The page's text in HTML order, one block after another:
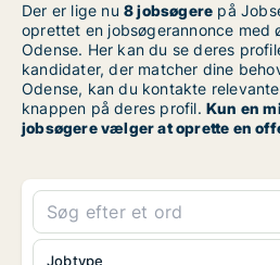
Der er lige nu 8 jobsøgere på
oprettet en jobsøgerannonce med
Odense. Her kan du se deres
kandidater, der matcher dine
Odense, kan du kontakte
knappen på deres profil. Kun en
jobsøgere vælger at oprette en
Jobtype